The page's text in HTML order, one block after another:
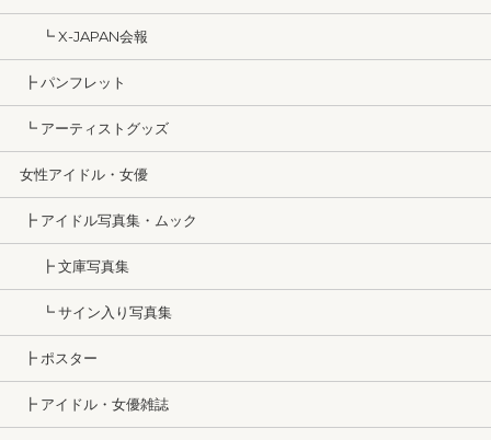
┗ X-JAPAN会報
┣ パンフレット
┗ アーティストグッズ
女性アイドル・女優
┣ アイドル写真集・ムック
┣ 文庫写真集
┗ サイン入り写真集
┣ ポスター
┣ アイドル・女優雑誌